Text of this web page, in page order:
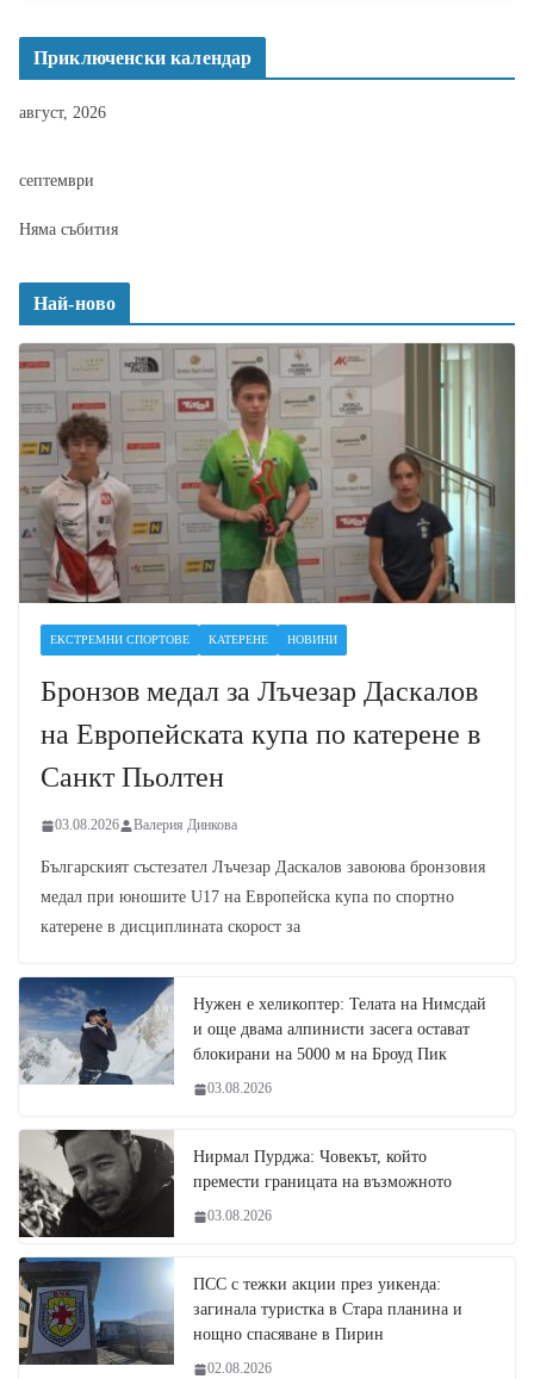
Приключенски календар
август, 2026
септември
Няма събития
Най-ново
ЕКСТРЕМНИ СПОРТОВЕ КАТЕРЕНЕ НОВИНИ
Бронзов медал за Лъчезар Даскалов
на Европейската купа по катерене в
Санкт Пьолтен
03.08.2026 Валерия Динкова
Българският състезател Лъчезар Даскалов завоюва бронзовия
медал при юношите U17 на Европейска купа по спортно
катерене в дисциплината скорост за
Нужен е хеликоптер: Телата на Нимсдай
и още двама алпинисти засега остават
блокирани на 5000 м на Броуд Пик
03.08.2026
Нирмал Пурджа: Човекът, който
премести границата на възможното
03.08.2026
ПСС с тежки акции през уикенда:
загинала туристка в Стара планина и
нощно спасяване в Пирин
02.08.2026